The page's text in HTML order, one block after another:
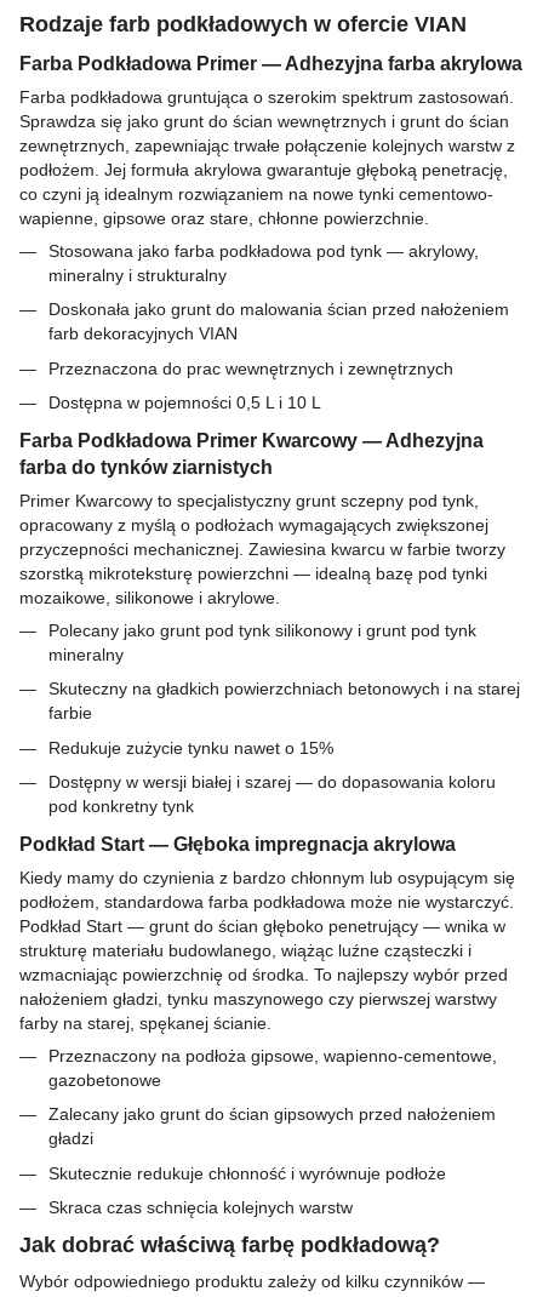
Rodzaje farb podkładowych w ofercie VIAN
Farba Podkładowa Primer — Adhezyjna farba akrylowa
Farba podkładowa gruntująca o szerokim spektrum zastosowań.
Sprawdza się jako grunt do ścian wewnętrznych i grunt do ścian
zewnętrznych, zapewniając trwałe połączenie kolejnych warstw z
podłożem. Jej formuła akrylowa gwarantuje głęboką penetrację,
co czyni ją idealnym rozwiązaniem na nowe tynki cementowo-
wapienne, gipsowe oraz stare, chłonne powierzchnie.
Stosowana jako farba podkładowa pod tynk — akrylowy,
mineralny i strukturalny
Doskonała jako grunt do malowania ścian przed nałożeniem
farb dekoracyjnych VIAN
Przeznaczona do prac wewnętrznych i zewnętrznych
Dostępna w pojemności 0,5 L i 10 L
Farba Podkładowa Primer Kwarcowy — Adhezyjna
farba do tynków ziarnistych
Primer Kwarcowy to specjalistyczny grunt sczepny pod tynk,
opracowany z myślą o podłożach wymagających zwiększonej
przyczepności mechanicznej. Zawiesina kwarcu w farbie tworzy
szorstką mikroteksturę powierzchni — idealną bazę pod tynki
mozaikowe, silikonowe i akrylowe.
Polecany jako grunt pod tynk silikonowy i grunt pod tynk
mineralny
Skuteczny na gładkich powierzchniach betonowych i na starej
farbie
Redukuje zużycie tynku nawet o 15%
Dostępny w wersji białej i szarej — do dopasowania koloru
pod konkretny tynk
Podkład Start — Głęboka impregnacja akrylowa
Kiedy mamy do czynienia z bardzo chłonnym lub osypującym się
podłożem, standardowa farba podkładowa może nie wystarczyć.
Podkład Start — grunt do ścian głęboko penetrujący — wnika w
strukturę materiału budowlanego, wiążąc luźne cząsteczki i
wzmacniając powierzchnię od środka. To najlepszy wybór przed
nałożeniem gładzi, tynku maszynowego czy pierwszej warstwy
farby na starej, spękanej ścianie.
Przeznaczony na podłoża gipsowe, wapienno-cementowe,
gazobetonowe
Zalecany jako grunt do ścian gipsowych przed nałożeniem
gładzi
Skutecznie redukuje chłonność i wyrównuje podłoże
Skraca czas schnięcia kolejnych warstw
Jak dobrać właściwą farbę podkładową?
Wybór odpowiedniego produktu zależy od kilku czynników —